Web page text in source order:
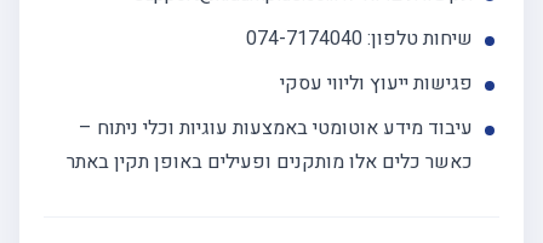
שיחות טלפון: 074-7174040
פגישות ייעוץ וליווי עסקי
עיבוד מידע אוטומטי באמצעות עוגיות וכלי ניתוח –
כאשר כלים אלו מותקנים ופעילים באופן תקין באתר